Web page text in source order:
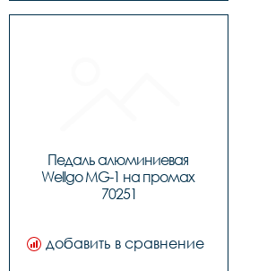
Педаль алюминиевая
Wellgo MG-1 на промах
70251
добавить в сравнение